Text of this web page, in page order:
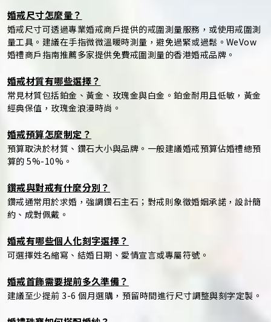
婚戒尺寸怎麼量？
婚戒尺寸可透過專業婚戒商戶提供的戒圍測量服務，或使用戒圍測
量工具。建議在手指微微溫暖時測量，避免過緊或過鬆。WeVow
婚禮商戶指南推薦多家提供免費戒圍測量的香港婚戒品牌。
婚戒材質有哪些選擇？
常見材質包括鉑金、黃金、玫瑰金與白金。鉑金耐用且低敏，黃金
經典保值，玫瑰金浪漫時尚。
婚戒預算怎麼制定？
預算取決於材質、鑽石大小與品牌。一般建議婚戒預算佔婚禮總預
算的 5%-10%。
鑽戒與對戒有什麼分別？
鑽戒通常用於求婚，強調鑽石主石；對戒則象徵婚姻承諾，設計簡
約、成對佩戴。
婚戒有哪些個人化刻字選擇？
可選擇姓名縮寫、結婚日期、愛情宣言或專屬符號。
婚戒首飾需要提前多久準備？
建議至少提前 3-6 個月選購，預留時間進行尺寸調整與刻字定製。